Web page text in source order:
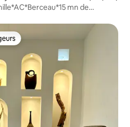
mn de
parmi les plus aimés